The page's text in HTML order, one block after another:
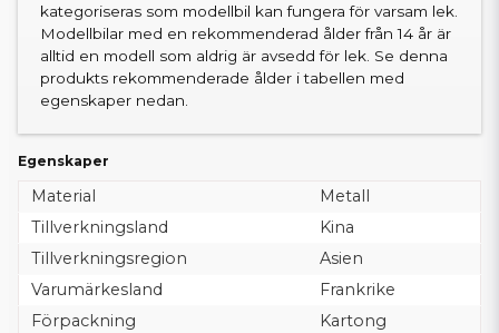
kategoriseras som modellbil kan fungera för varsam lek.
Modellbilar med en rekommenderad ålder från 14 år är
alltid en modell som aldrig är avsedd för lek. Se denna
produkts rekommenderade ålder i tabellen med
egenskaper nedan.
Egenskaper
Material
Metall
Tillverkningsland
Kina
Tillverkningsregion
Asien
Varumärkesland
Frankrike
Förpackning
Kartong